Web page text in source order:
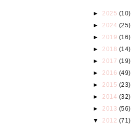
► 2025 (10)
► 2024 (25)
► 2019 (16)
► 2018 (14)
► 2017 (19)
► 2016 (49)
► 2015 (23)
► 2014 (32)
► 2013 (56)
▼ 2012 (71)